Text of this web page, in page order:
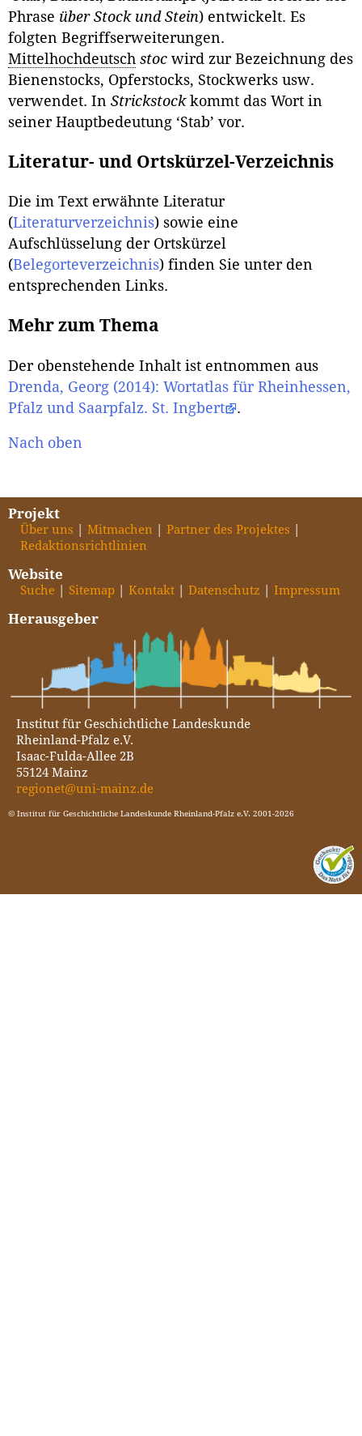
Phrase über Stock und Stein) entwickelt. Es
folgten Begriffserweiterungen.
Mittelhochdeutsch stoc wird zur Bezeichnung des
Bienen­stocks, Opferstocks, Stockwerks usw.
verwendet. In Strickstockkommt das Wort in
seiner Hauptbedeutung ‘Stab’ vor.
Literatur- und Ortskürzel-Verzeichnis
Die im Text erwähnte Literatur
(Literaturverzeichnis) sowie eine
Aufschlüsselung der Ortskürzel
(Belegorteverzeichnis) finden Sie unter den
entsprechenden Links.
Mehr zum Thema
Der obenstehende Inhalt ist entnommen aus
Drenda, Georg (2014): Wortatlas für Rheinhessen,
Pfalz und Saarpfalz. St. Ingbert
.
Nach oben
Projekt
Über uns Mitmachen
Partner des Projektes
Redaktionsrichtlinien
Website
Suche Sitemap Kontakt Datenschutz Impressum
Herausgeber
Institut für Geschichtliche Landeskunde
Rheinland-Pfalz e.V.
Isaac-Fulda-Allee 2B
55124 Mainz
regionet@uni-mainz.de
© Institut für Geschichtliche Landeskunde Rheinland-Pfalz e.V. 2001-2026